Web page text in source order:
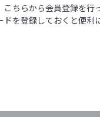
ちらから会員登録を行
を登録しておくと便利